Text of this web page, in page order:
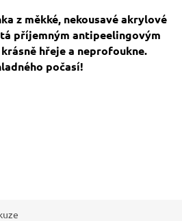
z měkké, nekousavé akrylové
příjemným antipeelingovým
hřeje a neprofoukne.
počasí!